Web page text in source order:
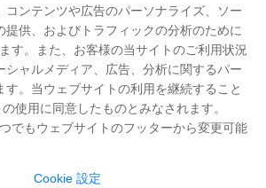
高品质 Y & Gチーム
パニー 工場を訪問
知識 お問い合わせ
コンテンツや広告のパーソナライズ、ソー
提供、およびトラフィックの分析のために
す。また、お客様の当サイトのご利用状況
シャルメディア、広告、分析に関するパー
す。当ウェブサイトの利用を継続すること
使用に同意したものとみなされます。
でもウェブサイトのフッターから変更可能
Cookie 設定